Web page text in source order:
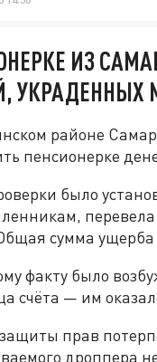
ИЗ
районе
пенсионерке
было
перевела
сумма ущерба
факту было
счёта — им
прав
дроппера